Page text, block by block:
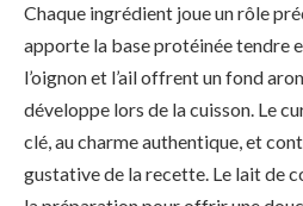
Chaque ingrédient joue un rôle
apporte la base protéinée tendre
l’oignon et l’ail offrent un fond
développe lors de la cuisson. Le
clé, au charme authentique, et
gustative de la recette. Le lait de